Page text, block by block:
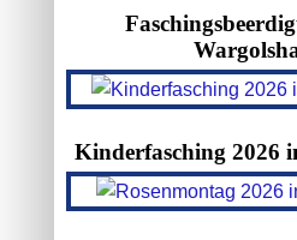
Kinderfasching 2026